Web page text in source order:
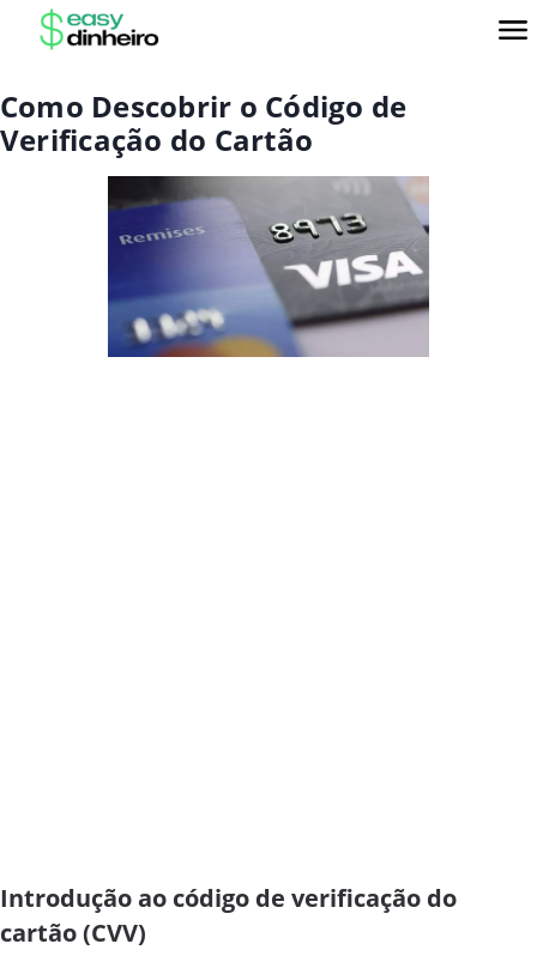
Como Descobrir o Código de
Verificação do Cartão
Introdução ao código de verificação do
cartão (CVV)